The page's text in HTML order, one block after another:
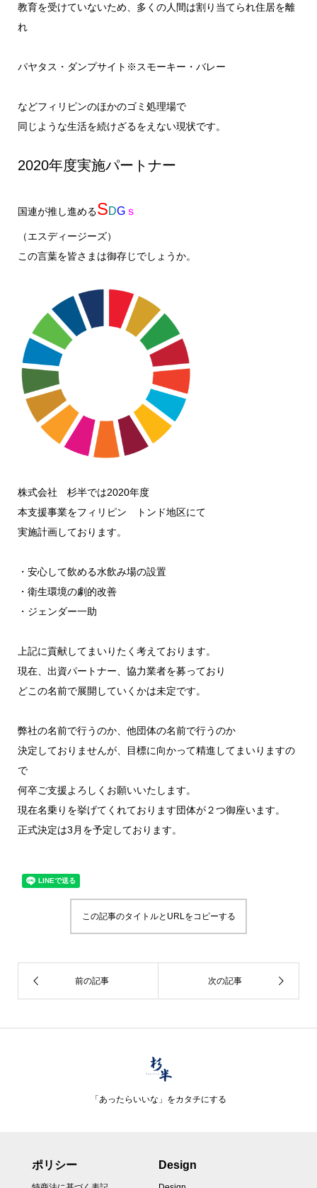
教育を受けていないため、多くの人間は割り当てられ住居を離
れ
パヤタス・ダンプサイト※スモーキー・バレー
などフィリピンのほかのゴミ処理場で
同じような生活を続けざるをえない現状です。
2020年度実施パートナー
国連が推し進めるSDGｓ
（エスディージーズ）
この言葉を皆さまは御存じでしょうか。
株式会社 杉半では2020年度
本支援事業をフィリピン トンド地区にて
実施計画しております。
・安心して飲める水飲み場の設置
・衛生環境の劇的改善
・ジェンダー一助
上記に貢献してまいりたく考えております。
現在、出資パートナー、協力業者を募っており
どこの名前で展開していくかは未定です。
弊社の名前で行うのか、他団体の名前で行うのか
決定しておりませんが、目標に向かって精進してまいりますの
で
何卒ご支援よろしくお願いいたします。
現在名乗りを挙げてくれております団体が２つ御座います。
正式決定は3月を予定しております。
この記事のタイトルとURLをコピーする
「あったらいいな」をカタチにする
ポリシー Design